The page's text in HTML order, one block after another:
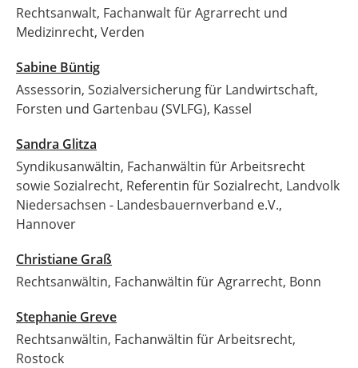
Rechtsanwalt, Fachanwalt für Agrarrecht und
Medizinrecht, Verden
Sabine Büntig
Assessorin, Sozialversicherung für Landwirtschaft,
Forsten und Gartenbau (SVLFG), Kassel
Sandra Glitza
Syndikusanwältin, Fachanwältin für Arbeitsrecht
sowie Sozialrecht, Referentin für Sozialrecht, Landvolk
Niedersachsen - Landesbauernverband e.V.,
Hannover
Christiane Graß
Rechtsanwältin, Fachanwältin für Agrarrecht, Bonn
Stephanie Greve
Rechtsanwältin, Fachanwältin für Arbeitsrecht,
Rostock